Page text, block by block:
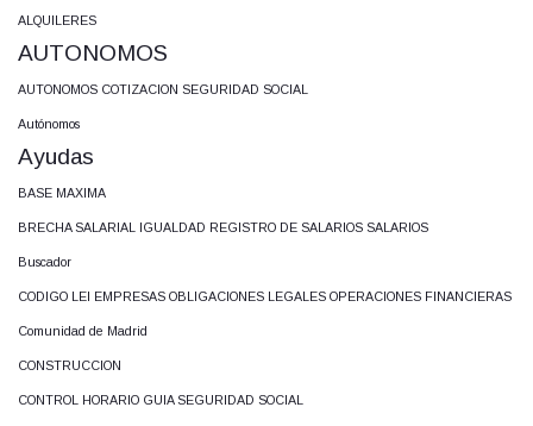
ALQUILERES
AUTONOMOS
AUTONOMOS COTIZACION SEGURIDAD SOCIAL
Autónomos
Ayudas
BASE MAXIMA
BRECHA SALARIAL IGUALDAD REGISTRO DE SALARIOS SALARIOS
Buscador
CODIGO LEI EMPRESAS OBLIGACIONES LEGALES OPERACIONES FINANCIERAS
Comunidad de Madrid
CONSTRUCCION
CONTROL HORARIO GUIA SEGURIDAD SOCIAL